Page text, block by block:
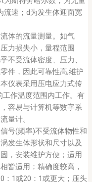
流速；d为发生体迎面宽
体的流量测量。如气
力损失小，量程范围
不受流体密度、压力、
件，因此可靠性高,维护
仪表采用压电应力式传
作温度范围内工作。有
容易与计算机等数字系
量计。
号(频率)不受流体物性和
发生体形状和尺寸以及
，安装维护方便；适用
皆适用；精确度较高，
：1或20：1或更大；压头